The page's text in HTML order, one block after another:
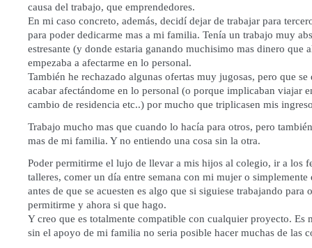
causa del trabajo, que emprendedores.
En mi caso concreto, además, decidí dejar de trabajar para
para poder dedicarme mas a mi familia. Tenía un trabajo muy
estresante (y donde estaria ganando muchisimo mas dinero que
empezaba a afectarme en lo personal.
También he rechazado algunas ofertas muy jugosas, pero que se
acabar afectándome en lo personal (o porque implicaban viajar
cambio de residencia etc..) por mucho que triplicasen mis
Trabajo mucho mas que cuando lo hacía para otros, pero
mas de mi familia. Y no entiendo una cosa sin la otra.
Poder permitirme el lujo de llevar a mis hijos al colegio, ir a los
talleres, comer un día entre semana con mi mujer o simplemente
antes de que se acuesten es algo que si siguiese trabajando para
permitirme y ahora si que hago.
Y creo que es totalmente compatible con cualquier proyecto. Es
sin el apoyo de mi familia no seria posible hacer muchas de las